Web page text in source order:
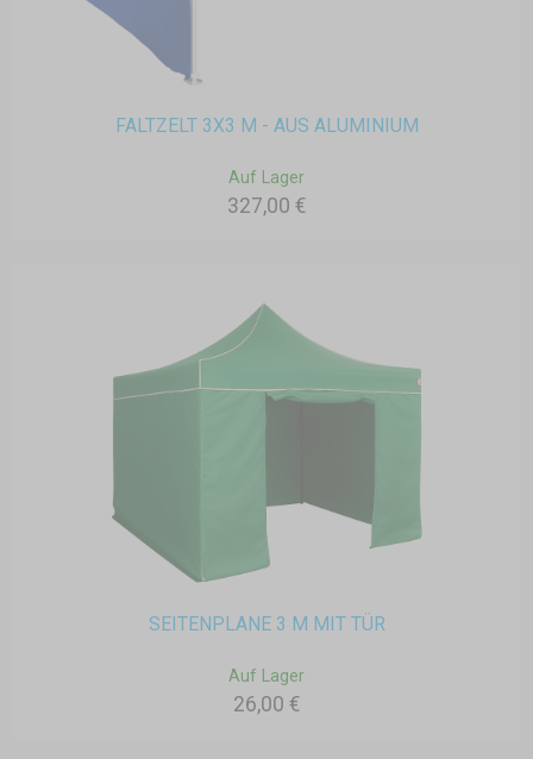
FALTZELT 3X3 M - AUS ALUMINIUM
Auf Lager
327,00 €
SEITENPLANE 3 M MIT TÜR
Auf Lager
26,00 €